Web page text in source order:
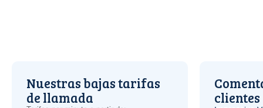
Nuestras bajas tarifas
de llamada
clientes